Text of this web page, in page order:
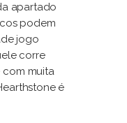
apartado
podem
jogo
corre
com muita
é